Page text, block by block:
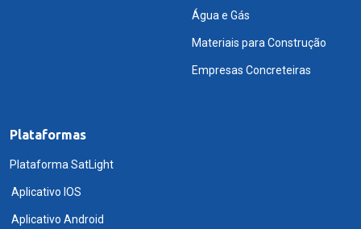
Água e Gás
Materiais para Construção
Empresas Concreteiras
Plataformas
Plataforma SatLight
Aplicativo IOS
Aplicativo Android